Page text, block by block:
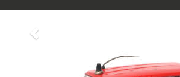
Précédént